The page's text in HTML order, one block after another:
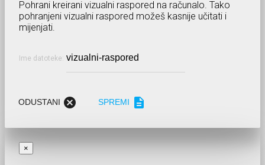
Pohrani kreirani vizualni raspored na računalo. Tako
pohranjeni vizualni raspored možeš kasnije učitati i
mijenjati.
Ime datoteke:
ODUSTANI cancel SPREMI description
×